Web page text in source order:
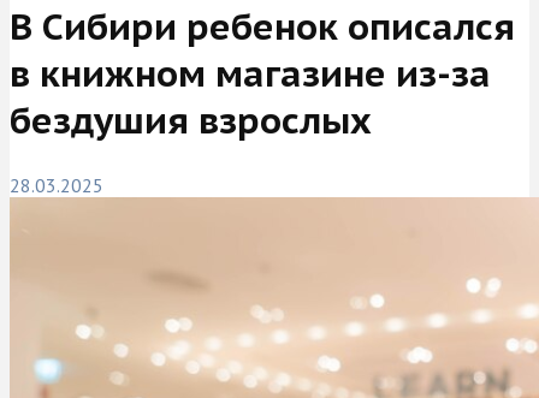
В Сибири ребенок описался
в книжном магазине из-за
бездушия взрослых
28.03.2025